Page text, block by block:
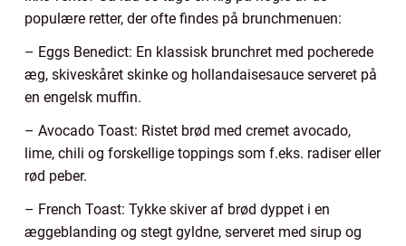
populære retter, der ofte findes på brunchmenuen:
– Eggs Benedict: En klassisk brunchret med pocherede
æg, skiveskåret skinke og hollandaisesauce serveret på
en engelsk muffin.
– Avocado Toast: Ristet brød med cremet avocado,
lime, chili og forskellige toppings som f.eks. radiser eller
rød peber.
– French Toast: Tykke skiver af brød dyppet i en
æggeblanding og stegt gyldne, serveret med sirup og